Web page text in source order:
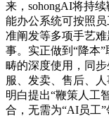
来，sohongAI将持
能办公系统可按照
准阐发等多项手艺
事。实正做到“降本
畴的深度使用，同
服、发卖、售后、
明白提出“鞭策人工
合，无需为“AI员工